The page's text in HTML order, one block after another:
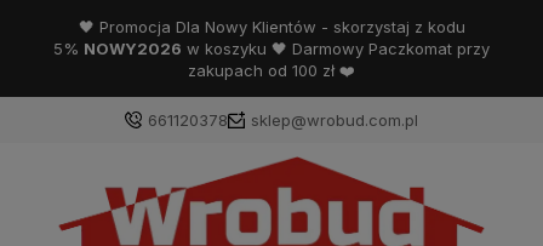
🖤 Promocja Dla Nowy Klientów - skorzystaj z kodu
5% NOWY2026 w koszyku 🖤 Darmowy Paczkomat przy
zakupach od 100 zł ❤️
661120378 sklep@wrobud.com.pl